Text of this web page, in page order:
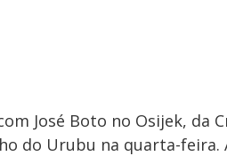
José Boto no Osijek, da
do Urubu na quarta-feira.